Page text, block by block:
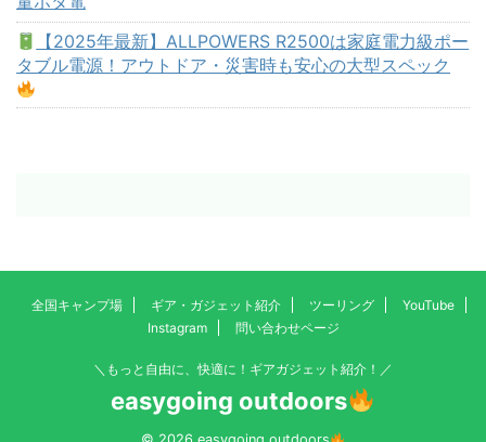
【2025年最新】ALLPOWERS R2500は家庭電力級ポー
タブル電源！アウトドア・災害時も安心の大型スペック
全国キャンプ場 ギア・ガジェット紹介 ツーリング
YouTube
Instagram
問い合わせページ
＼もっと自由に、快適に！ギアガジェット紹介！／
easygoing outdoors